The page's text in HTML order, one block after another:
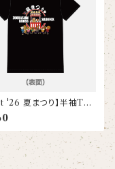
'26 夏まつり】半袖Tシ
も)